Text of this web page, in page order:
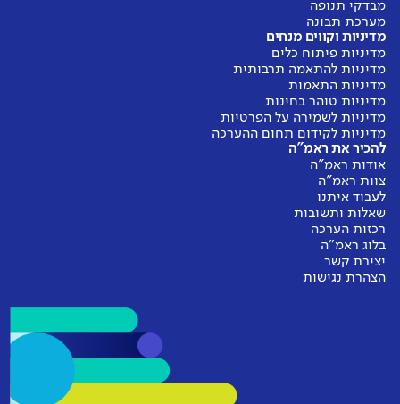
מבדקי תנופה
מערכת תבונה
מדיניות וקווים מנחים
מדיניות פיתוח כלים
מדיניות להתאמה תרבותית
מדיניות התאמות
מדיניות טוהר בחינות
מדיניות לשמירה על הפרטיות
מדיניות לקידום תחום ההערכה
להכיר את ראמ"ה
אודות ראמ"ה
צוות ראמ"ה
לעבוד איתנו
שאלות ותשובות
רכזות הערכה
בלוג ראמ"ה
יצירת קשר
הצהרת נגישות